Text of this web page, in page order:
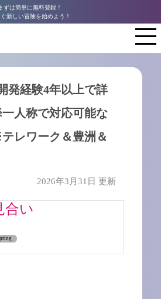
ずは簡単に無料登録！
新しい冒険を始めよう！
発経験4年以上で詳
人称で対応可能な
レワーク＆豊洲＆
2026年3月31日 更新
合い